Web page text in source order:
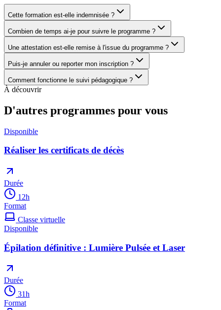
Cette formation est-elle indemnisée ?
Combien de temps ai-je pour suivre le programme ?
Une attestation est-elle remise à l'issue du programme ?
Puis-je annuler ou reporter mon inscription ?
Comment fonctionne le suivi pédagogique ?
À découvrir
D'autres programmes pour vous
Disponible
Réaliser les certificats de décès
Durée
12h
Format
Classe virtuelle
Disponible
Épilation définitive : Lumière Pulsée et Laser
Durée
31h
Format